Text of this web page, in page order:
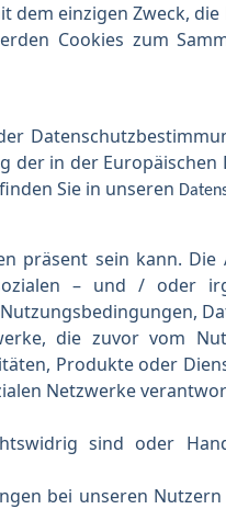
dem einzigen Zweck,
Cookies zum
der
der in der
Sie in unseren
präsent sein kann.
– und / oder
die zuvor vom
Produkte oder
Netzwerke
sind oder
bei unseren